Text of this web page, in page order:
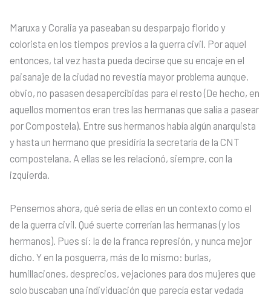
Maruxa y Coralia ya paseaban su desparpajo florido y
colorista en los tiempos previos a la guerra civil. Por aquel
entonces, tal vez hasta pueda decirse que su encaje en el
paisanaje de la ciudad no revestía mayor problema aunque,
obvio, no pasasen desapercibidas para el resto (De hecho, en
aquellos momentos eran tres las hermanas que salía a pasear
por Compostela). Entre sus hermanos había algún anarquista
y hasta un hermano que presidiría la secretaría de la CNT
compostelana. A ellas se les relacionó, siempre, con la
izquierda.
Pensemos ahora, qué sería de ellas en un contexto como el
de la guerra civil. Qué suerte correrían las hermanas (y los
hermanos). Pues sí: la de la franca represión, y nunca mejor
dicho. Y en la posguerra, más de lo mismo: burlas,
humillaciones, desprecios, vejaciones para dos mujeres que
solo buscaban una individuación que parecía estar vedada